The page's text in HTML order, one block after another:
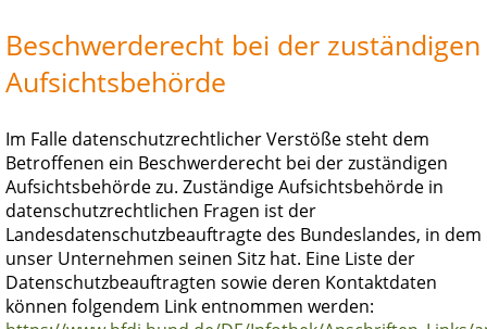
Beschwerderecht bei der zuständigen
Aufsichtsbehörde
Im Falle datenschutzrechtlicher Verstöße steht dem
Betroffenen ein Beschwerderecht bei der zuständigen
Aufsichtsbehörde zu. Zuständige Aufsichtsbehörde in
datenschutzrechtlichen Fragen ist der
Landesdatenschutzbeauftragte des Bundeslandes, in dem
unser Unternehmen seinen Sitz hat. Eine Liste der
Datenschutzbeauftragten sowie deren Kontaktdaten
können folgendem Link entnommen werden: